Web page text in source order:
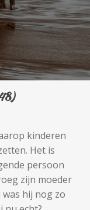
kinderen
Het is
persoon
zijn moeder
hij nog zo